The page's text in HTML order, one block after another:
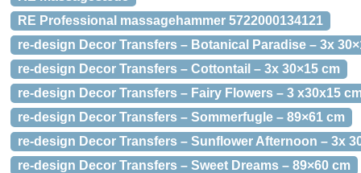
RE Professional massagehammer 5722000134121
re-design Decor Transfers – Botanical Paradise – 3x
re-design Decor Transfers – Cottontail – 3x 30×15 cm
re-design Decor Transfers – Fairy Flowers – 3 x30x15
re-design Decor Transfers – Sommerfugle – 89×61 cm
re-design Decor Transfers – Sunflower Afternoon – 3x
re-design Decor Transfers – Sweet Dreams – 89×60 cm